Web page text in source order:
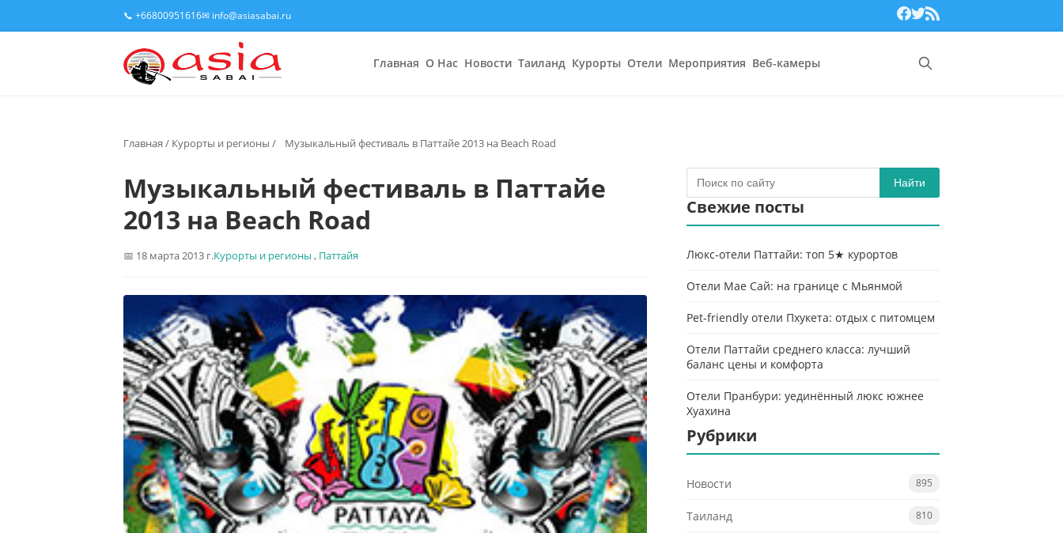
📞 +66800951616✉ info@asiasabai.ru
Главная О Нас Новости Таиланд Курорты Отели Мероприятия Веб-камеры
Главная / Курорты и регионы / Музыкальный фестиваль в Паттайе 2013 на Beach Road
Музыкальный фестиваль в Паттайе
2013 на Beach Road
18 марта 2013 г.Курорты и регионы , Паттайя
Найти
Свежие посты
Люкс-отели Паттайи: топ 5★ курортов
Отели Мае Сай: на границе с Мьянмой
Pet-friendly отели Пхукета: отдых с питомцем
Отели Паттайи среднего класса: лучший
баланс цены и комфорта
Отели Пранбури: уединённый люкс южнее
Хуахина
Рубрики
Новости 895
Таиланд 810